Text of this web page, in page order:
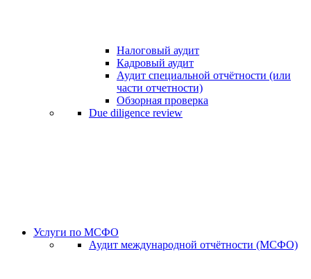
Налоговый аудит
Кадровый аудит
Аудит специальной отчётности (или
части отчетности)
Обзорная проверка
Due diligence review
Услуги по МСФО
Аудит международной отчётности (МСФО)